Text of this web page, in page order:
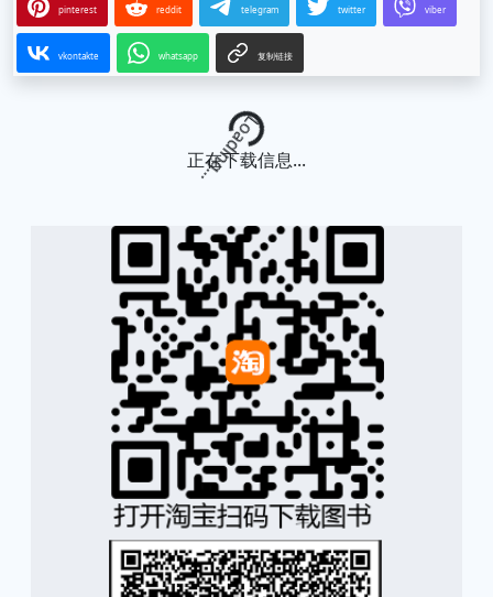
pinterest reddit telegram twitter viber
vkontakte whatsapp 复制链接
Loading...
正在下载信息...